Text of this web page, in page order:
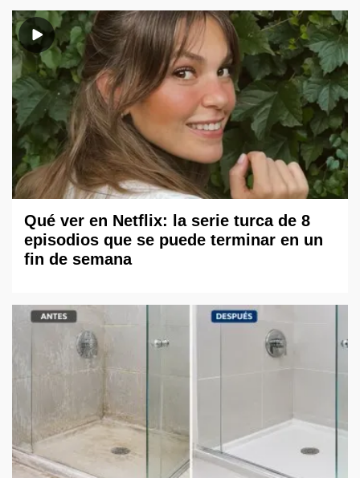
Qué ver en Netflix: la serie turca de 8
episodios que se puede terminar en un
fin de semana